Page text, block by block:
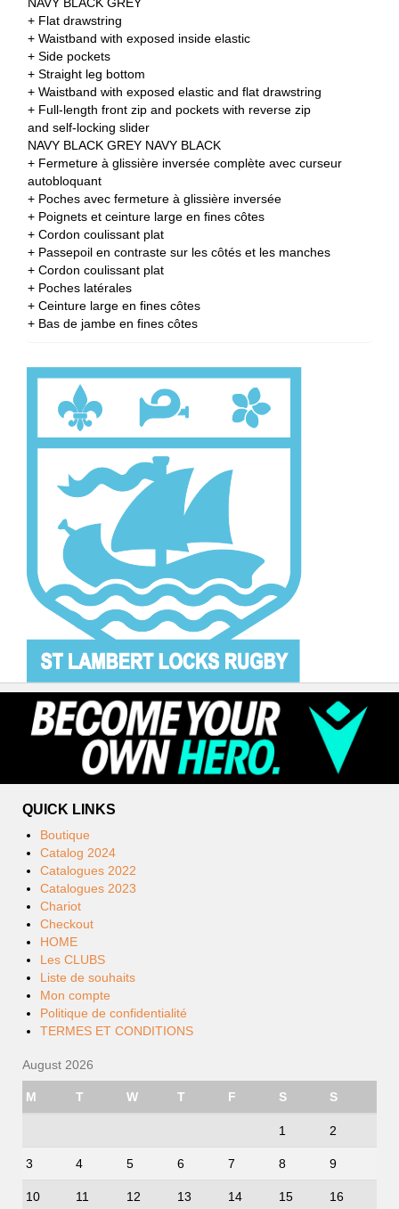
NAVY BLACK GREY
+ Flat drawstring
+ Waistband with exposed inside elastic
+ Side pockets
+ Straight leg bottom
+ Waistband with exposed elastic and flat drawstring
+ Full-length front zip and pockets with reverse zip
and self-locking slider
NAVY BLACK GREY NAVY BLACK
+ Fermeture à glissière inversée complète avec curseur
autobloquant
+ Poches avec fermeture à glissière inversée
+ Poignets et ceinture large en fines côtes
+ Cordon coulissant plat
+ Passepoil en contraste sur les côtés et les manches
+ Cordon coulissant plat
+ Poches latérales
+ Ceinture large en fines côtes
+ Bas de jambe en fines côtes
QUICK LINKS
Boutique
Catalog 2024
Catalogues 2022
Catalogues 2023
Chariot
Checkout
HOME
Les CLUBS
Liste de souhaits
Mon compte
Politique de confidentialité
TERMES ET CONDITIONS
August 2026
M T W T F S S
1 2
3 4 5 6 7 8 9
10 11 12 13 14 15 16